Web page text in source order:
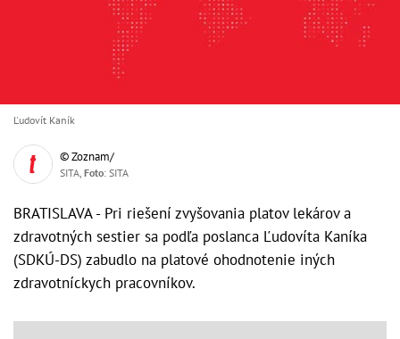
Ľudovít Kaník
© Zoznam/
SITA, Foto: SITA
BRATISLAVA - Pri riešení zvyšovania platov lekárov a
zdravotných sestier sa podľa poslanca Ľudovíta Kaníka
(SDKÚ-DS) zabudlo na platové ohodnotenie iných
zdravotníckych pracovníkov.